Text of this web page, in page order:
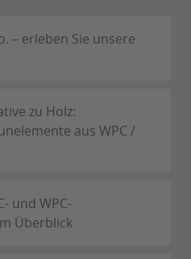
– erleben Sie unsere
zu Holz:
aus WPC /
und WPC-
Überblick